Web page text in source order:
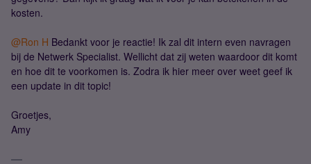
kosten.
@Ron H Bedankt voor je reactie! Ik zal dit intern even navragen
bij de Netwerk Specialist. Wellicht dat zij weten waardoor dit komt
en hoe dit te voorkomen is. Zodra ik hier meer over weet geef ik
een update in dit topic!
Groetjes,
Amy